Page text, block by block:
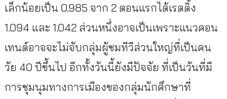
เล็กน้อยเป็น 0.985 จาก 2 ตอนแรกได้เรตติ้ง
1.094 และ 1.042 ส่วนหนึ่งอาจเป็นเพราะแนวคอน
เทนต์อาจจะไม่จับกลุ่มผู้ชมทีวีส่วนใหญ่ที่เป็นคน
วัย 40 ปีขึ้นไป อีกทั้งวันนี้ยังมีปัจจัย ที่เป็นวันที่มี
การชุมนุมทางการเมืองของกลุ่มนักศึกษาที่